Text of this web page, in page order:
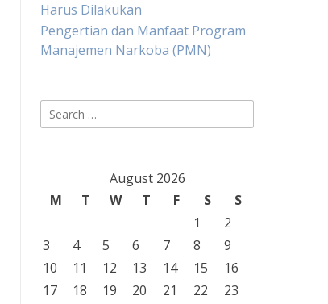
Harus Dilakukan
Pengertian dan Manfaat Program
Manajemen Narkoba (PMN)
Search
for:
August 2026
M
T W T F S
S
1
2
3
4 5 6 7 8
9
10
11 12 13 14 15
16
17
18 19 20 21 22
23